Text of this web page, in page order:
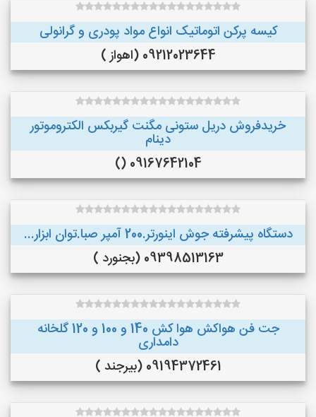
کیسه پرکن اتوماتیک انواع مواد پودری و گرانولی
09212023644 (اهواز )
خریدفروش دریل ستونی مگنت گیربکس الکتروموتور
دینام
09167642104 ()
دستگاه پیشرفته جوش اینورتر.200 آمپر صبا.توان ابزار...
09398513163 (بجنورد )
جت فن هواکش هوا کش 140 و 100 و 120 گلخانه
دامداری
09194372461 (بیرجند )